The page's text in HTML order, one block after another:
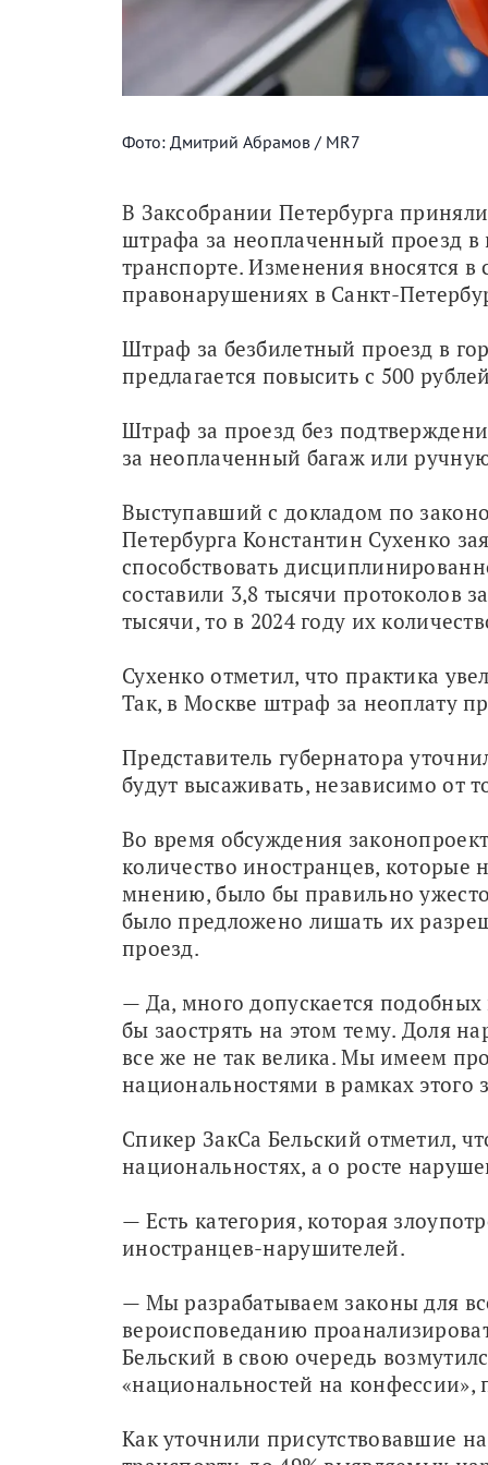
Фото: Дмитрий Абрамов / MR7
В Заксобрании Петербурга
штрафа за неоплаченный проезд
транспорте. Изменения вносятся
правонарушениях в Санкт-
Штраф за безбилетный проезд в
предлагается повысить с 500
Штраф за проезд без
за неоплаченный багаж или
Выступавший с докладом по
Петербурга Константин Сухенко
способствовать
составили 3,8 тысячи протоколов
тысячи, то в 2024 году их
Сухенко отметил, что практика
Так, в Москве штраф за неоплату
Представитель губернатора
будут высаживать, независимо от
Во время обсуждения
количество иностранцев, которые
мнению, было бы правильно
было предложено лишать их
проезд.
— Да, много допускается
бы заострять на этом тему. Доля
все же не так велика. Мы имеем
национальностями в рамках этого
Спикер ЗакСа Бельский отметил,
национальностях, а о росте
— Есть категория, которая
иностранцев-нарушителей.
— Мы разрабатываем законы для
вероисповеданию
Бельский в свою очередь
«национальностей на конфессии»,
Как уточнили присутствовавшие